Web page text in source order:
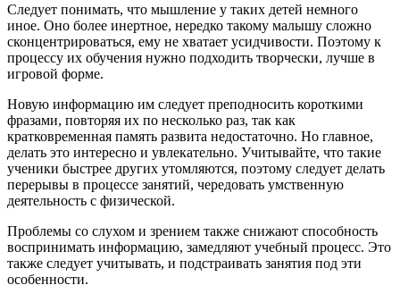
Следует понимать, что мышление у таких детей немного
иное. Оно более инертное, нередко такому малышу сложно
сконцентрироваться, ему не хватает усидчивости. Поэтому к
процессу их обучения нужно подходить творчески, лучше в
игровой форме.
Новую информацию им следует преподносить короткими
фразами, повторяя их по несколько раз, так как
кратковременная память развита недостаточно. Но главное,
делать это интересно и увлекательно. Учитывайте, что такие
ученики быстрее других утомляются, поэтому следует делать
перерывы в процессе занятий, чередовать умственную
деятельность с физической.
Проблемы со слухом и зрением также снижают способность
воспринимать информацию, замедляют учебный процесс. Это
также следует учитывать, и подстраивать занятия под эти
особенности.